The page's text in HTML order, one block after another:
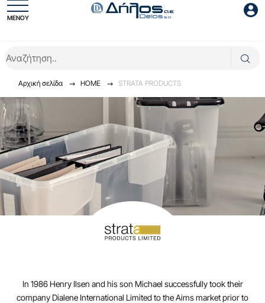
ΜΕΝΟΥ
Είσοδος
Ξέχασες το password;
Αρχική σελίδα HOME STRATA PRODUCTS
In 1986 Henry Ilsen and his son Michael successfully took their
company Dialene International Limited to the Aims market prior to